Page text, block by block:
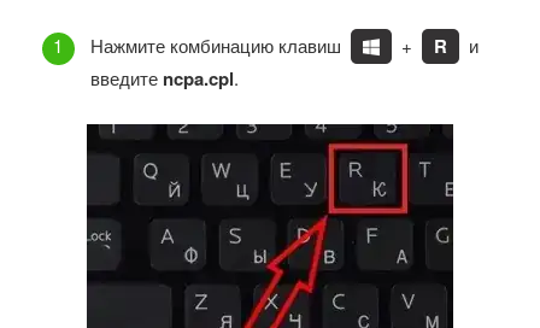
Нажмите комбинацию клавиш + R
и
введите ncpa.cpl.